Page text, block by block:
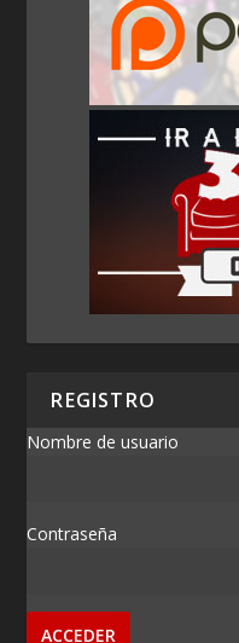
REGISTRO
Nombre de usuario
Contraseña